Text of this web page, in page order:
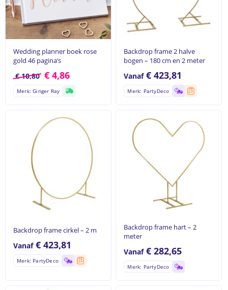
Wedding planner boek rose
gold 46 pagina’s
€10,80 € 4,86
Merk: Ginger Ray
Backdrop frame 2 halve
bogen – 180 cm en 2 meter
Vanaf€423,81
Merk: PartyDeco
Backdrop frame cirkel – 2 m
Vanaf€ 423,81
Merk: PartyDeco
Backdrop frame hart – 2
meter
Vanaf€282,65
Merk: PartyDeco